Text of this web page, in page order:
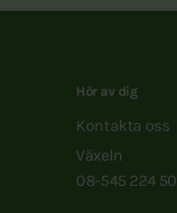
Hör av dig
Kontakta oss
Växeln
08-545 224 50